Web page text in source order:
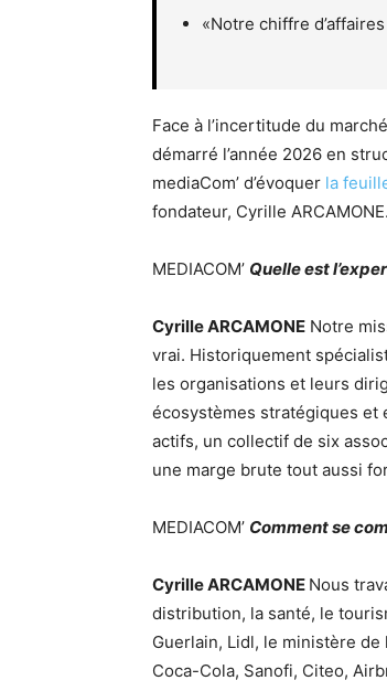
«Notre chiffre
Face à l’incertitude du
démarré l’année 2026 en
mediaCom’ d’évoquer la
fondateur, Cyrille ARCAMONE.
MEDIACOM’ Quelle est
Cyrille ARCAMONE Notre
vrai. Historiquement
les organisations et leurs
écosystèmes stratégiques et
actifs, un collectif de six
une marge brute tout aussi
MEDIACOM’ Comment se
Cyrille ARCAMONE Nous
distribution, la santé, le
Guerlain, Lidl, le ministère de
Coca-Cola, Sanofi, Citeo,